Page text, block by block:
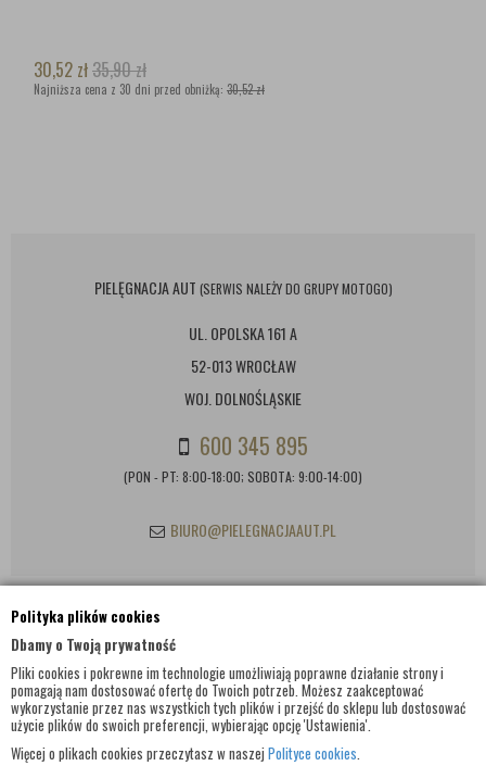
Polityka plików cookies
Dbamy o Twoją prywatność
Pliki cookies i pokrewne im technologie umożliwiają poprawne działanie strony i
pomagają nam dostosować ofertę do Twoich potrzeb. Możesz zaakceptować
wykorzystanie przez nas wszystkich tych plików i przejść do sklepu lub dostosować
użycie plików do swoich preferencji, wybierając opcję 'Ustawienia'.
Więcej o plikach cookies przeczytasz w naszej Polityce cookies.
30,52 zł35,90zł
Najniższa cena z 30 dni przed obniżką: 30,52 zł
PIELĘGNACJA AUT (SERWIS NALEŻY DO GRUPY MOTOGO)
UL. OPOLSKA 161 A
52-013 WROCŁAW
WOJ. DOLNOŚLĄSKIE
600 345 895
(PON - PT: 8:00-18:00; SOBOTA: 9:00-14:00)
BIURO@PIELEGNACJAAUT.PL
INFORMACJE KONTAKTOWE